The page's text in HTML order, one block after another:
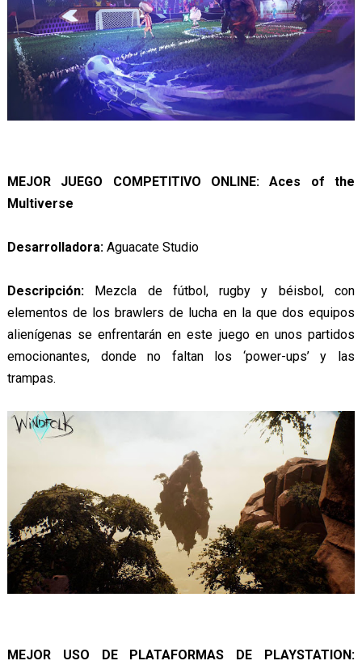
MEJOR JUEGO COMPETITIVO ONLINE: Aces of the
Multiverse
Desarrolladora: Aguacate Studio
Descripción:Mezcla de fútbol, rugby y béisbol, con
elementos de los brawlers de lucha en la que dos equipos
alienígenas se enfrentarán en este juego en unos partidos
emocionantes, donde no faltan los ‘power-ups’ y las
trampas.
MEJOR USO DE PLATAFORMAS DE PLAYSTATION: